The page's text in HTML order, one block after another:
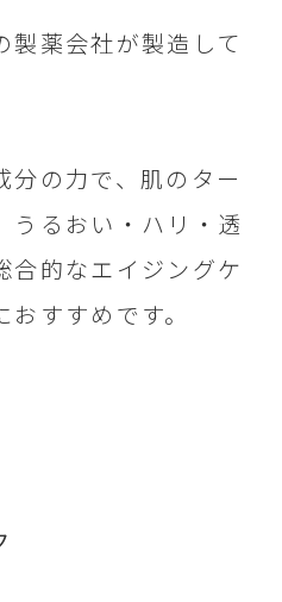
薬会社が製造して
の力で、肌のター
うるおい・ハリ・透
合的なエイジングケ
すすめです。